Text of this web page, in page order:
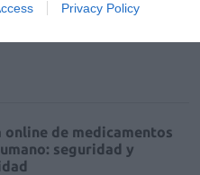
Privacy Policy
online de medicamentos
seguridad y